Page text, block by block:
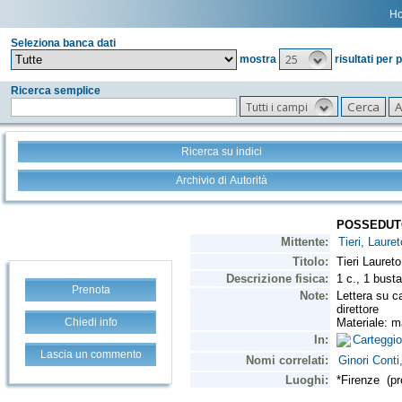
Seleziona banca dati
mostra
25 risultati per
Ricerca semplice
Tutti i campi
Ricerca su indici
Archivio di Autorità
Prenota
Chiedi info
Lascia un commento